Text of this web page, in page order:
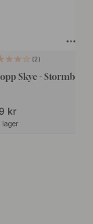
2
Skye - Stormblå
kr
lager